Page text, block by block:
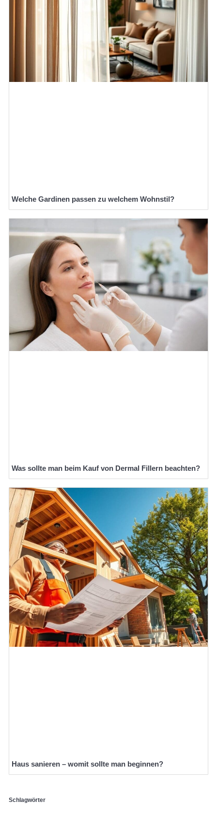
Welche Gardinen passen zu welchem Wohnstil?
Was sollte man beim Kauf von Dermal Fillern beachten?
Haus sanieren – womit sollte man beginnen?
Schlagwörter